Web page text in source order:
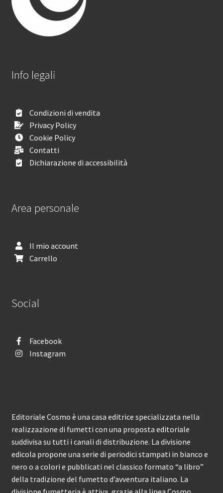
Info legali
Condizioni di vendita
Privacy Policy
Cookie Policy
Contatti
Dichiarazione di accessibilità
Area personale
Il mio account
Carrello
Social
Facebook
Instagram
Editoriale Cosmo è una casa editrice specializzata nella
realizzazione di fumetti con una proposta editoriale
suddivisa su tutti i canali di distribuzione. La divisione
edicola propone una serie di periodici stampati in bianco e
nero o a colori e pubblicati nel classico formato “a libro”
della tradizione del fumetto d’avventura italiano. La